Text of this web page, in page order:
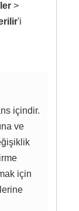
>
'i
içindir.
ve
için